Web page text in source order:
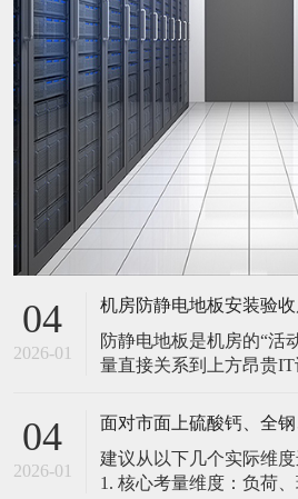
04
2026-01
防静电地板是机房的“活
量直接关系到上方昂贵
修，是保障其长期可靠的关键。
由值班工程师执行）： 观： 巡检时观察地
面有无明显的水渍、油
04
2026-01
建议从以下几个实际维度
1. 核心考量维度：负荷、环